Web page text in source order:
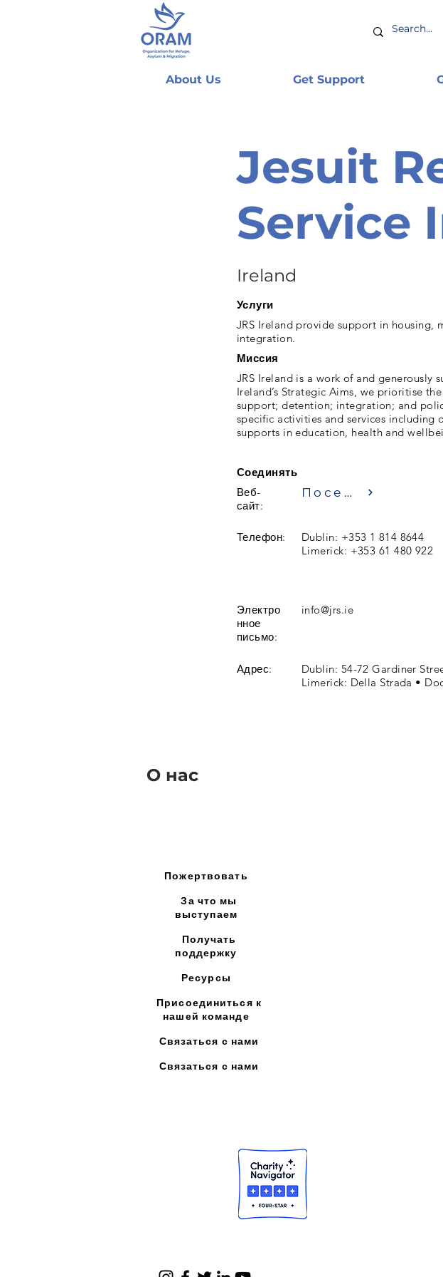
About Us Get Support
Jesuit
Service
Ireland
Услуги
JRS Ireland provide support in housing,
integration.
Миссия
JRS Ireland is a work of and generously
Ireland’s Strategic Aims, we prioritise
support; detention; integration; and
specific activities and services
supports in education, health and
Соединять
Веб-
сайт:
Посещение
Телефон:
Dublin: +353 1 814 8644
Limerick: +353 61 480 922
Электро
нное
письмо:
info@jrs.ie
Адрес:
Dublin: 54-72 Gardiner
Limerick: Della Strada •
О нас
Пожертвовать
За что мы
выступаем
Получать
поддержку
Ресурсы
Присоединиться к
нашей команде
Связаться с нами
Связаться с нами